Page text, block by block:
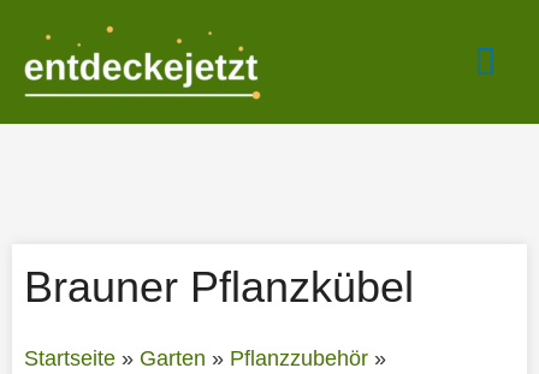
springen
Brauner Pflanzkübel
Startseite» Garten » Pflanzzubehör»